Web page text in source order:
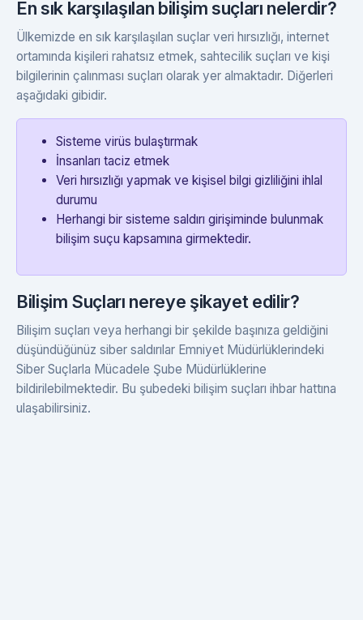
En sık karşılaşılan bilişim suçları nelerdir?
Ülkemizde en sık karşılaşılan suçlar veri hırsızlığı, internet
ortamında kişileri rahatsız etmek, sahtecilik suçları ve kişi
bilgilerinin çalınması suçları olarak yer almaktadır. Diğerleri
aşağıdaki gibidir.
Sisteme virüs bulaştırmak
İnsanları taciz etmek
Veri hırsızlığı yapmak ve kişisel bilgi gizliliğini ihlal
durumu
Herhangi bir sisteme saldırı girişiminde bulunmak
bilişim suçu kapsamına girmektedir.
Bilişim Suçları nereye şikayet edilir?
Bilişim suçları veya herhangi bir şekilde başınıza geldiğini
düşündüğünüz siber saldırılar Emniyet Müdürlüklerindeki
Siber Suçlarla Mücadele Şube Müdürlüklerine
bildirilebilmektedir. Bu şubedeki bilişim suçları ihbar hattına
ulaşabilirsiniz.